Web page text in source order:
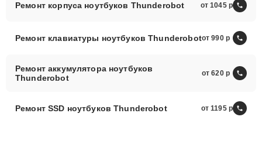
Ремонт корпуса ноутбуков Thunderobot от 1045
Ремонт клавиатуры ноутбуков Thunderobotот 990
Ремонт аккумулятора ноутбуков
Thunderobot
от 620
Ремонт SSD ноутбуков Thunderobot от 1195